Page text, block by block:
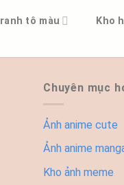
tô màu Kho
Chuyên mục
Ảnh anime cute
Ảnh anime
Kho ảnh meme